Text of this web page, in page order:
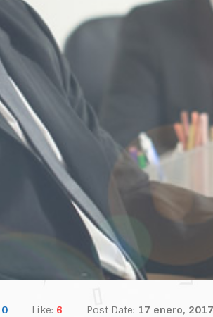
0 Like: 6 Post Date: 17 enero, 2017